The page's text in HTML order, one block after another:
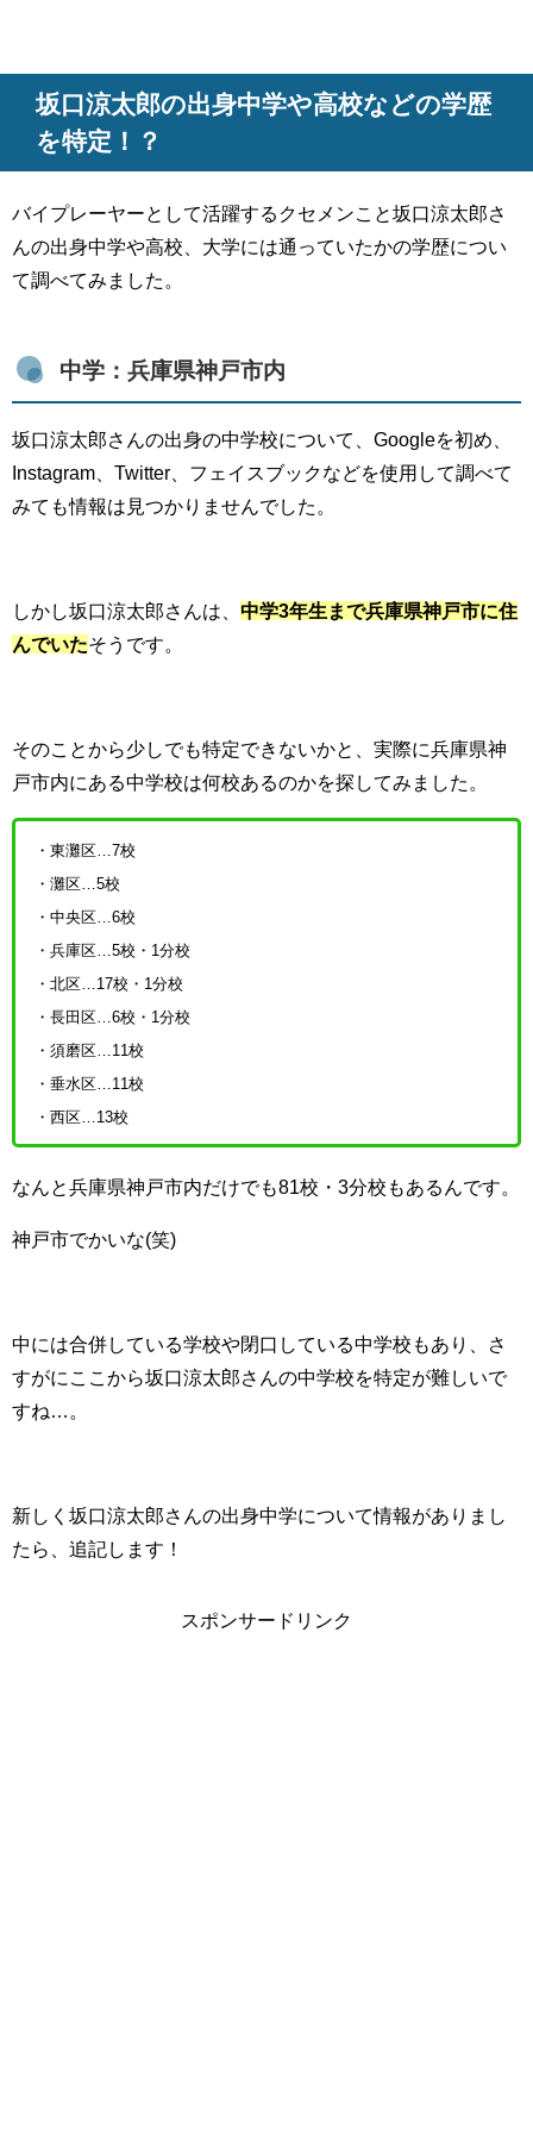
坂口涼太郎の出身中学や高校などの学歴
を特定！？
バイプレーヤーとして活躍するクセメンこと坂口涼太郎さ
んの出身中学や高校、大学には通っていたかの学歴につい
て調べてみました。
中学：兵庫県神戸市内
坂口涼太郎さんの出身の中学校について、Googleを初め、
Instagram、Twitter、フェイスブックなどを使用して調べて
みても情報は見つかりませんでした。
しかし坂口涼太郎さんは、 中学3年生まで兵庫県神戸市に住
んでいたそうです。
そのことから少しでも特定できないかと、実際に兵庫県神
戸市内にある中学校は何校あるのかを探してみました。
・東灘区…7校
・灘区…5校
・中央区…6校
・兵庫区…5校・1分校
・北区…17校・1分校
・長田区…6校・1分校
・須磨区…11校
・垂水区…11校
・西区…13校
なんと兵庫県神戸市内だけでも81校・3分校もあるんです。
神戸市でかいな(笑)
中には合併している学校や閉口している中学校もあり、さ
すがにここから坂口涼太郎さんの中学校を特定が難しいで
すね…。
新しく坂口涼太郎さんの出身中学について情報がありまし
たら、追記します！
スポンサードリンク